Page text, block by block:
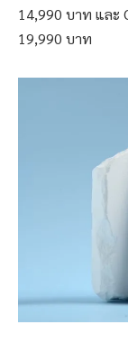
14,990 บาท และ
19,990 บาท